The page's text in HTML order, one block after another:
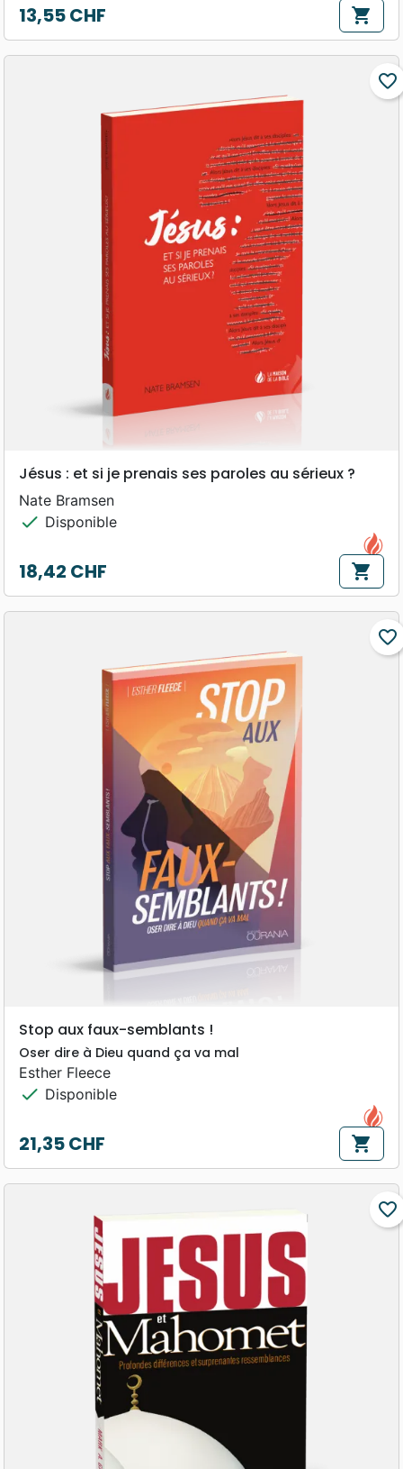
Prix
13,55 CHF shopping_cart
favorite_border
Jésus : et si je prenais ses paroles au sérieux ?
Nate Bramsen
check Disponible
Prix
18,42 CHF shopping_cart
favorite_border
Stop aux faux-semblants !
Oser dire à Dieu quand ça va mal
Esther Fleece
check Disponible
Prix
21,35 CHF shopping_cart
favorite_border